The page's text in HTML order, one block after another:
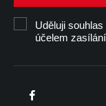
Uděluji
účelem